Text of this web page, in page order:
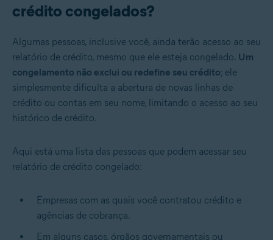
crédito congelados?
Algumas pessoas, inclusive você, ainda terão acesso ao seu
relatório de crédito, mesmo que ele esteja congelado. Um
congelamento não exclui ou redefine seu crédito; ele
simplesmente dificulta a abertura de novas linhas de
crédito ou contas em seu nome, limitando o acesso ao seu
histórico de crédito.
Aqui está uma lista das pessoas que podem acessar seu
relatório de crédito congelado:
Empresas com as quais você contratou crédito e
agências de cobrança.
Em alguns casos, órgãos governamentais ou